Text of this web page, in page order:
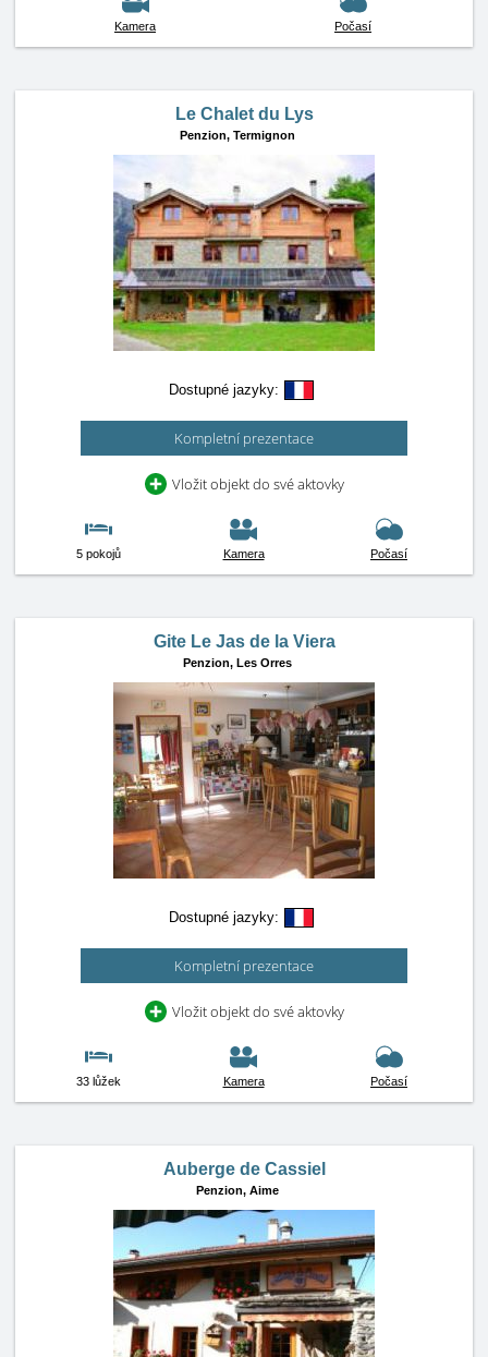
Kamera Počasí
Le Chalet du Lys
Penzion, Termignon
Dostupné jazyky:
Kompletní prezentace
Vložit objekt do své aktovky
5 pokojů Kamera Počasí
Gite Le Jas de la Viera
Penzion, Les Orres
Dostupné jazyky:
Kompletní prezentace
Vložit objekt do své aktovky
33 lůžek Kamera Počasí
Auberge de Cassiel
Penzion, Aime